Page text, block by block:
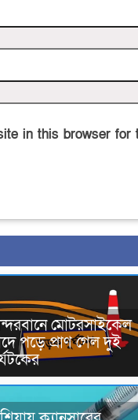
in this browser
মোটরসাইকেল
পড়ে প্রাণ গেল দুই